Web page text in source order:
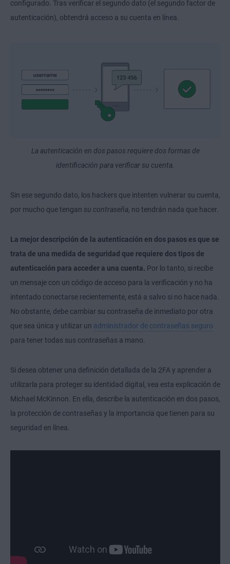
configurado. Tras verificar el segundo dato (el segundo factor de
autenticación), obtendrá acceso a su cuenta en línea.
La autenticación en dos pasos requiere dos formas de
identificación para verificar su cuenta.
Sin ese segundo dato, los hackers que intenten vulnerar su cuenta,
por mucho que tengan su contraseña, no tendrán nada que hacer.
La mejor descripción de la autenticación en dos pasos es que se
trata de una medida de seguridad que requiere dos tipos de
autenticación para acceder a una cuenta. Por lo tanto, si recibe
un mensaje con un código de acceso para la verificación y no ha
intentado conectarse recientemente, está a salvo si no hace nada.
No obstante, debe cambiar su contraseña de inmediato por otra
que sea única y utilizar un administrador de contraseñas seguro
para tener todas sus contraseñas a mano.
Si desea obtener una definición detallada de la 2FA y aprender a
utilizarla para proteger su identidad digital, vea esta explicación de
Michael McKinnon. En ella, describe la autenticación en dos pasos,
la protección de contraseñas y la importancia que tienen para su
seguridad en línea.